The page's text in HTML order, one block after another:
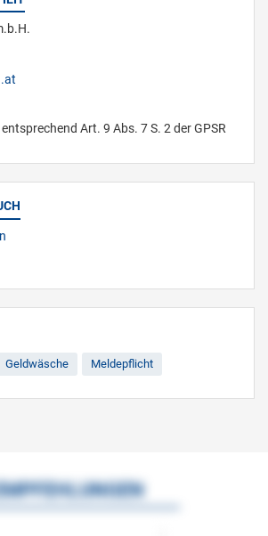
Art. 9 Abs. 7 S. 2 der GPSR
Geldwäsche Meldepflicht